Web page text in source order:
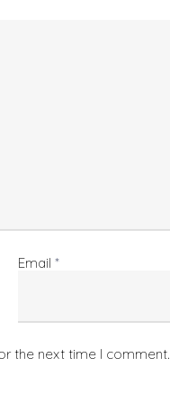
Email *
the next time I comment.